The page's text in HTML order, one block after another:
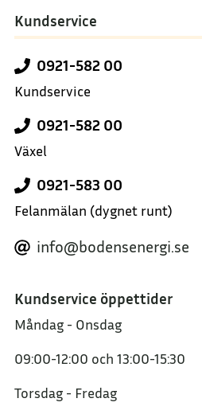
Kundservice
0921-582 00
Kundservice
0921-582 00
Växel
0921-583 00
Felanmälan (dygnet runt)
info@bodensenergi.se
Kundservice öppettider
Måndag - Onsdag
09:00-12:00 och 13:00-15:30
Torsdag - Fredag